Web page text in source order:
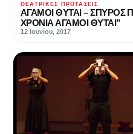
ΘΕΑΤΡΙΚΈΣ ΠΡΟΤΆΣΕΙΣ
ΑΓΑΜΟΙ ΘΥΤΑΙ – ΣΠΥΡΟΣ
ΧΡΟΝΙΑ ΑΓΑΜΟΙ ΘΥΤΑΙ”
12 Ιουνίου, 2017